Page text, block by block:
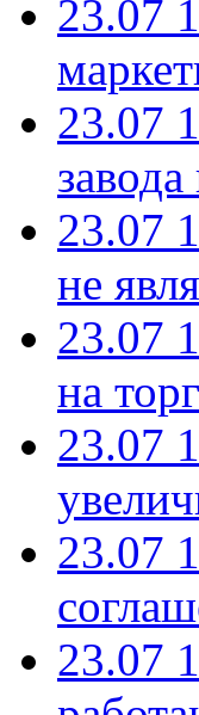
23.07
23.07
23.07
не
23.07
на
23.07
23.07
23.07